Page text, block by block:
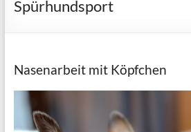
Spürhundsport
Nasenarbeit mit Köpfchen